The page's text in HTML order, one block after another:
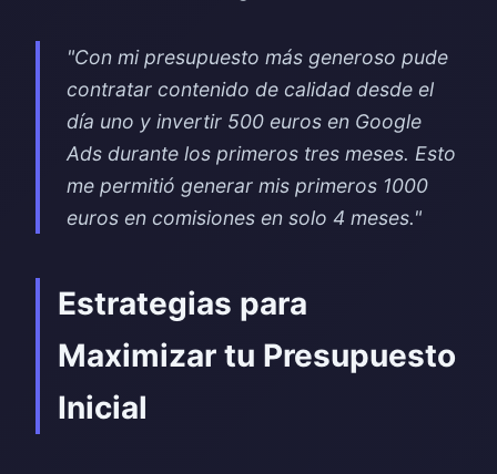
"Con mi presupuesto más generoso pude
contratar contenido de calidad desde el
día uno y invertir 500 euros en Google
Ads durante los primeros tres meses. Esto
me permitió generar mis primeros 1000
euros en comisiones en solo 4 meses."
Estrategias para
Maximizar tu Presupuesto
Inicial